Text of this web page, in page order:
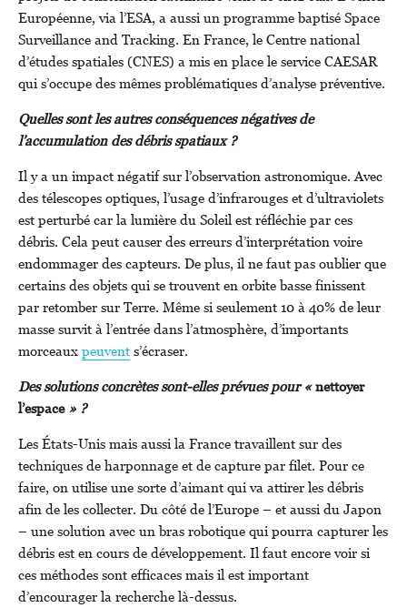
Européenne, via l’ESA, a aussi un programme baptisé Space
Surveillance and Tracking. En France, le Centre national
d’études spatiales (CNES) a mis en place le service CAESAR
qui s’occupe des mêmes problématiques d’analyse préventive.
Quelles sont les autres conséquences négatives de
l’accumulation des débris spatiaux ?
Il y a un impact négatif sur l’observation astronomique. Avec
des télescopes optiques, l’usage d’infrarouges et d’ultraviolets
est perturbé car la lumière du Soleil est réfléchie par ces
débris. Cela peut causer des erreurs d’interprétation voire
endommager des capteurs. De plus, il ne faut pas oublier que
certains des objets qui se trouvent en orbite basse finissent
par retomber sur Terre. Même si seulement 10 à 40% de leur
masse survit à l’entrée dans l’atmosphère, d’importants
morceauxpeuvents’écraser.
Des solutions concrètes sont-elles prévues pour «nettoyer
l’espace» ?
Les États-Unis mais aussi la France travaillent sur des
techniques de harponnage et de capture par filet. Pour ce
faire, on utilise une sorte d’aimant qui va attirer les débris
afin de les collecter. Du côté de l’Europe – et aussi du Japon
– une solution avec un bras robotique qui pourra capturer les
débris est en cours de développement. Il faut encore voir si
ces méthodes sont efficaces mais il est important
d’encourager la recherche là-dessus.